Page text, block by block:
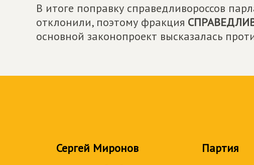
В итоге поправку справедливороссов
отклонили, поэтому фракция
основной законопроект высказалась
Сергей Миронов Партия